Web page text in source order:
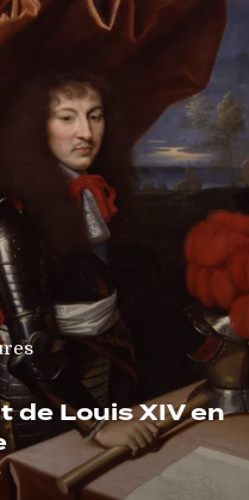
de Louis XIV en